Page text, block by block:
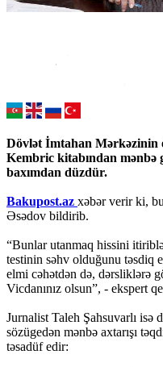
Dövlət İmtahan Mərkəzinin
Kembric kitabından mənbə
baxımdan düzdür.
Bakupost.az xəbər verir ki,
Əsədov bildirib.
“Bunlar utanmaq hissini
testinin səhv olduğunu təsdiq
elmi cəhətdən də, dərsliklərə
Vicdanınız olsun”, - ekspert
Jurnalist Taleh Şahsuvarlı isə
sözügedən mənbə axtarışı
təsadüf edir: